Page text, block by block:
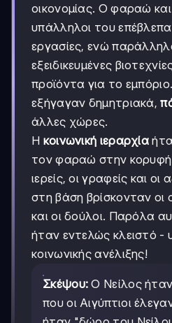
οικονομίας. Ο φαραώ και
υπάλληλοι του
εργασίες, ενώ
εξειδικευμένες
προϊόντα για το εμπόριο.
εξήγαγαν δημητριακά,
άλλες χώρες.
Η κοινωνική ιεραρχία
τον φαραώ στην
ιερείς, οι γραφείς και
στη βάση βρίσκονταν οι
και οι δούλοι. Παρόλα
ήταν εντελώς κλειστό
κοινωνικής ανέλιξης!
Σκέψου: Ο Νείλος
που οι Αιγύπτιοι